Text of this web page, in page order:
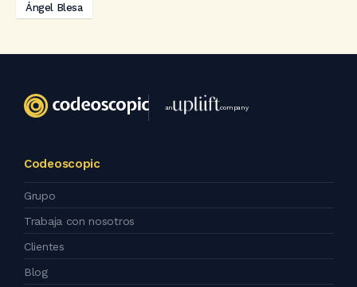
Ángel Blesa
an company
Codeoscopic
Grupo
Trabaja con nosotros
Clientes
Blog